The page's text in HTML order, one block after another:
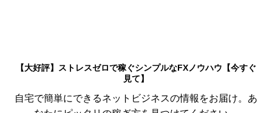
【大好評】ストレスゼロで稼ぐシンプルなFXノウハウ【今すぐ
見て】
自宅で簡単にできるネットビジネスの情報をお届け。あ